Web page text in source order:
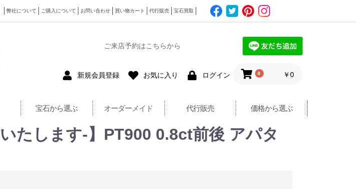
弊社について ご購入について お問い合わせ 買い物カート 代行販売 宝石買取
ご来店予約はこちらから
新規会員登録 お気に入り ログイン 0 ￥0
宝石から選ぶ オーダーメイド 代行販売 価格から選ぶ
たします-】PT900 0.8ct前後 アパタ